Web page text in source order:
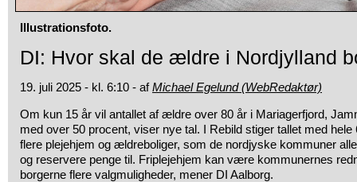
Illustrationsfoto.
DI: Hvor skal de ældre i Nordjylland
19. juli 2025 - kl. 6:10 - afMichael Egelund (WebRedaktør)
Om kun 15 år vil antallet af ældre over 80 år i Mariagerfjord,
med over 50 procent, viser nye tal. I Rebild stiger tallet med
flere plejehjem og ældreboliger, som de nordjyske kommuner
og reservere penge til. Friplejehjem kan være kommunernes
borgerne flere valgmuligheder, mener DI Aalborg.